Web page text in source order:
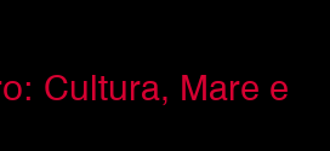
Cultura, Mare e